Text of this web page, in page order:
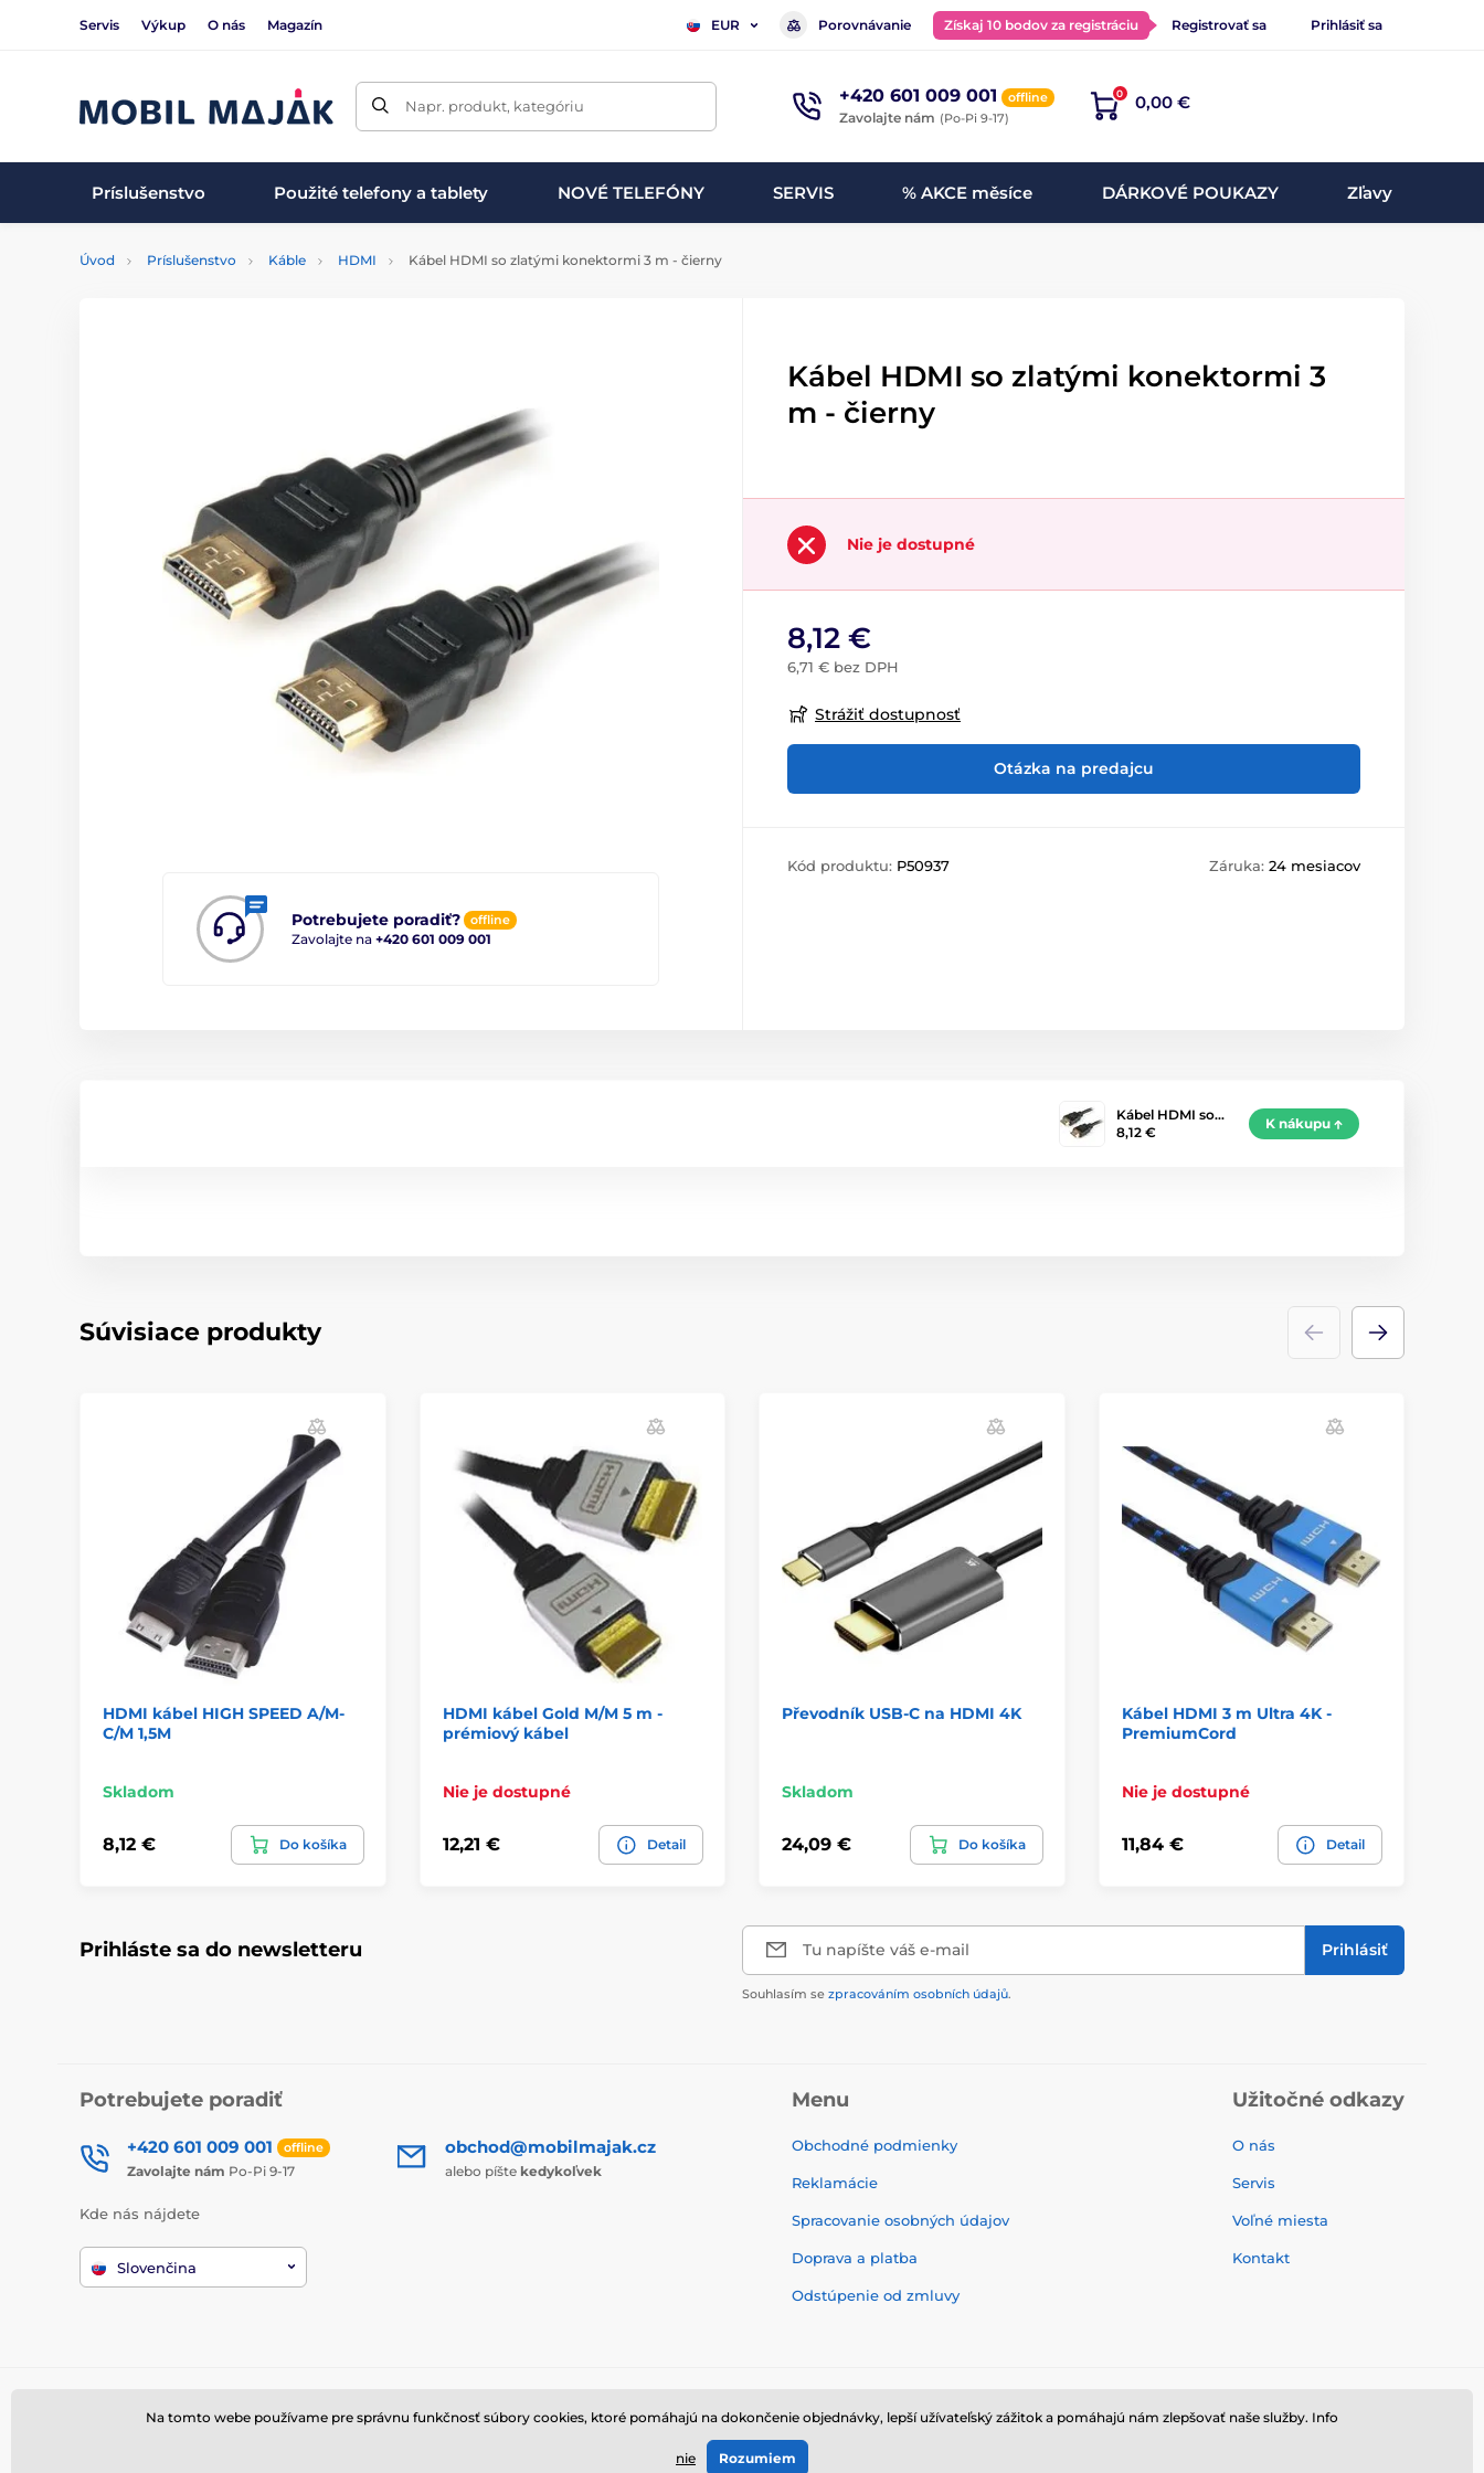
Servis Výkup O nás Magazín EUR Porovnávanie Získaj 10 bodov za registráciu Registrovať sa Prihlásiť sa
Napr. produkt, kategóriu +420 601 009 001 offline
Zavolajte nám (Po-Pi 9-17)
0 0,00 €
Príslušenstvo Použité telefony a tablety NOVÉ TELEFÓNY SERVIS % AKCE měsíce DÁRKOVÉ POUKAZY Zľavy
Úvod Príslušenstvo Káble HDMI Kábel HDMI so zlatými konektormi 3 m - čierny
Potrebujete poradiť? offline
Zavolajte na +420 601 009 001
Kábel HDMI so zlatými konektormi 3
m - čierny
Nie je dostupné
8,12 €
6,71 € bez DPH
Strážiť dostupnosť
Otázka na predajcu
Kód produktu: P50937 Záruka: 24 mesiacov
Kábel HDMI so…
8,12 €
K nákupu
Súvisiace produkty
HDMI kábel HIGH SPEED A/M-
C/M 1,5M
Skladom
8,12 € Do košíka
HDMI kábel Gold M/M 5 m -
prémiový kábel
Nie je dostupné
12,21 € Detail
Převodník USB-C na HDMI 4K
Skladom
24,09 € Do košíka
Kábel HDMI 3 m Ultra 4K -
PremiumCord
Nie je dostupné
11,84 € Detail
Prihláste sa do newsletteru Tu napíšte váš e-mail Prihlásiť
Souhlasím se zpracováním osobních údajů.
Potrebujete poradiť
+420 601 009 001 offline
Zavolajte nám Po-Pi 9-17
obchod@mobilmajak.cz
alebo píšte kedykoľvek
Kde nás nájdete
Slovenčina
Menu
Obchodné podmienky
Reklamácie
Spracovanie osobných údajov
Doprava a platba
Odstúpenie od zmluvy
Užitočné odkazy
O nás
Servis
Voľné miesta
Kontakt
© 2026 www.mobilmajak.sk ⦁ E-shop vytvorilaSIMPLIA.cz
Na tomto webe používame pre správnu funkčnosť súbory cookies, ktoré pomáhajú na dokončenie objednávky, lepší užívateľský zážitok a pomáhajú nám zlepšovať naše služby. Info
nie Rozumiem